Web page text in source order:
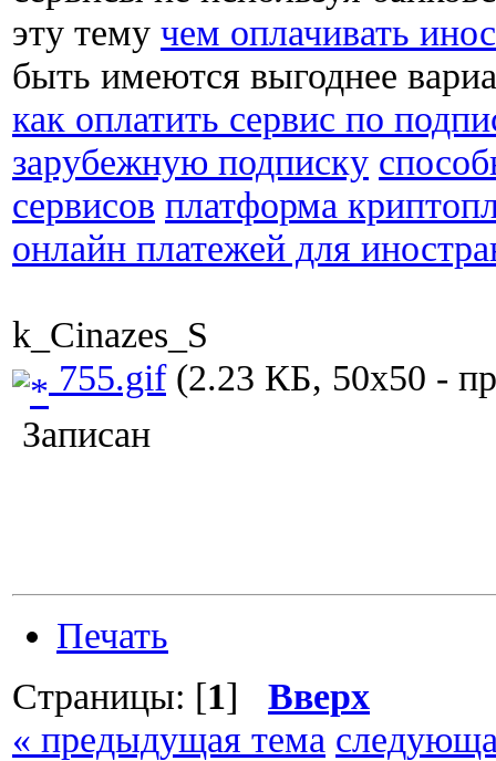
эту тему чем оплачивать
быть имеются выгоднее
как оплатить сервис по
зарубежную подписку
сервисов платформа
онлайн платежей для
k_Cinazes_S
755.gif(2.23 КБ, 50x50 -
Записан
Печать
Страницы: [1] Вверх
« предыдущая тема